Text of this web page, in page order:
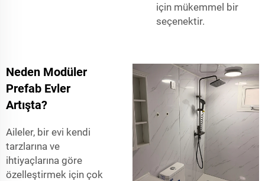
için mükemmel bir
seçenektir.
Neden Modüler
Prefab Evler
Artışta?
Aileler, bir evi kendi
tarzlarına ve
ihtiyaçlarına göre
özelleştirmek için çok